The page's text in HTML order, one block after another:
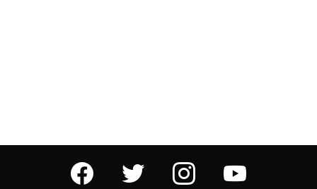
facebook twitter instagram